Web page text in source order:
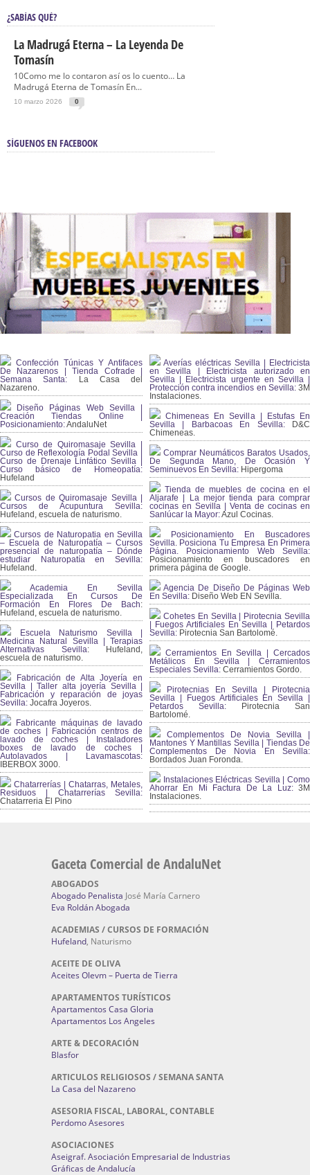
¿SABÍAS QUÉ?
La Madrugá Eterna – La Leyenda De
Tomasín
10Como me lo contaron así os lo cuento… La
Madrugá Eterna de Tomasín En...
10 marzo 2026 0
SÍGUENOS EN FACEBOOK
Confección Túnicas Y Antifaces
De Nazarenos | Tienda Cofrade |
Semana Santa: La Casa del
Nazareno.
Diseño Páginas Web Sevilla |
Creación Tiendas Online |
Posicionamiento:AndaluNet
Curso de Quiromasaje Sevilla |
Curso de Reflexología Podal Sevilla |
Curso de Drenaje Linfático Sevilla |
Curso básico de Homeopatía:
Hufeland
Cursos de Quiromasaje Sevilla |
Cursos de Acupuntura Sevilla:
Hufeland, escuela de naturismo.
Cursos de Naturopatia en Sevilla
– Escuela de Naturopatía – Cursos
presencial de naturopatía – Dónde
estudiar Naturopatía en Sevilla:
Hufeland.
Academia En Sevilla
Especializada En Cursos De
Formación En Flores De Bach:
Hufeland, escuela de naturismo.
Escuela Naturismo Sevilla |
Medicina Natural Sevilla | Terapias
Alternativas Sevilla: Hufeland,
escuela de naturismo.
Fabricación de Alta Joyería en
Sevilla | Taller alta joyería Sevilla |
Fabricación y reparación de joyas
Sevilla: Jocafra Joyeros.
Fabricante máquinas de lavado
de coches | Fabricación centros de
lavado de coches | Instaladores
boxes de lavado de coches |
Autolavados | Lavamascotas:
IBERBOX 3000.
Chatarrerías | Chatarras, Metales,
Residuos | Chatarrerías Sevilla:
Chatarreria El Pino
Averías eléctricas Sevilla | Electricista
en Sevilla | Electricista autorizado en
Sevilla | Electricista urgente en Sevilla |
Protección contra incendios en Sevilla:3M
Instalaciones.
Chimeneas En Sevilla | Estufas En
Sevilla | Barbacoas En Sevilla:D&C
Chimeneas.
Comprar Neumáticos Baratos Usados,
De Segunda Mano, De Ocasión Y
Seminuevos En Sevilla: Hipergoma
Tienda de muebles de cocina en el
Aljarafe | La mejor tienda para comprar
cocinas en Sevilla | Venta de cocinas en
Sanlúcar la Mayor:Azul Cocinas.
Posicionamiento En Buscadores
Sevilla. Posiciona Tu Empresa En Primera
Página. Posicionamiento Web Sevilla:
Posicionamiento en buscadores en
primera página de Google.
Agencia De Diseño De Páginas Web
En Sevilla: Diseño Web EN Sevilla.
Cohetes En Sevilla | Pirotecnia Sevilla
| Fuegos Artificiales En Sevilla | Petardos
Sevilla: Pirotecnia San Bartolomé.
Cerramientos En Sevilla | Cercados
Metálicos En Sevilla | Cerramientos
Especiales Sevilla: Cerramientos Gordo.
Pirotecnias En Sevilla | Pirotecnia
Sevilla | Fuegos Artificiales En Sevilla |
Petardos Sevilla: Pirotecnia San
Bartolomé.
Complementos De Novia Sevilla |
Mantones Y Mantillas Sevilla | Tiendas De
Complementos De Novia En Sevilla:
Bordados Juan Foronda.
Instalaciones Eléctricas Sevilla | Como
Ahorrar En Mi Factura De La Luz:3M
Instalaciones.
Gaceta Comercial de AndaluNet
ABOGADOS
Abogado Penalista José María Carnero
Eva Roldán Abogada
ACADEMIAS / CURSOS DE FORMACIÓN
Hufeland, Naturismo
ACEITE DE OLIVA
Aceites Olevm – Puerta de Tierra
APARTAMENTOS TURÍSTICOS
Apartamentos Casa Gloria
Apartamentos Los Angeles
ARTE & DECORACIÓN
Blasfor
ARTICULOS RELIGIOSOS / SEMANA SANTA
La Casa del Nazareno
ASESORIA FISCAL, LABORAL, CONTABLE
Perdomo Asesores
ASOCIACIONES
Aseigraf. Asociación Empresarial de Industrias
Gráficas de Andalucía